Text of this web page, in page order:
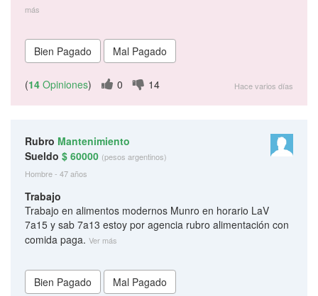
más
(14 Opiniones) 0 14 Hace varios días
Rubro Mantenimiento
Sueldo $ 60000 (pesos argentinos)
Hombre - 47 años
Trabajo
Trabajo en alimentos modernos Munro en horario LaV
7a15 y sab 7a13 estoy por agencia rubro alimentación con
comida paga. Ver más